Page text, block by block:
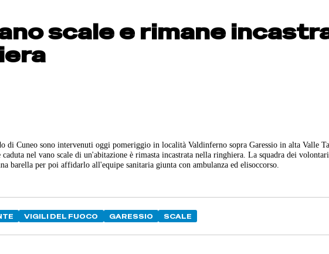
scale e rimane
di Cuneo sono intervenuti oggi pomeriggio in località Valdinferno sopra Garessio in alta Valle
caduta nel vano scale di un'abitazione è rimasta incastrata nella ringhiera. La squadra dei
barella per poi affidarlo all'equipe sanitaria giunta con ambulanza ed elisoccorso.
VIGILI DEL FUOCO GARESSIO SCALE